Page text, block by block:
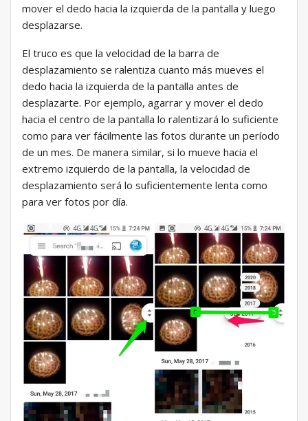
mover el dedo hacia la izquierda de la pantalla y luego
desplazarse.
El truco es que la velocidad de la barra de
desplazamiento se ralentiza cuanto más mueves el
dedo hacia la izquierda de la pantalla antes de
desplazarte. Por ejemplo, agarrar y mover el dedo
hacia el centro de la pantalla lo ralentizará lo suficiente
como para ver fácilmente las fotos durante un período
de un mes. De manera similar, si lo mueve hacia el
extremo izquierdo de la pantalla, la velocidad de
desplazamiento será lo suficientemente lenta como
para ver fotos por día.